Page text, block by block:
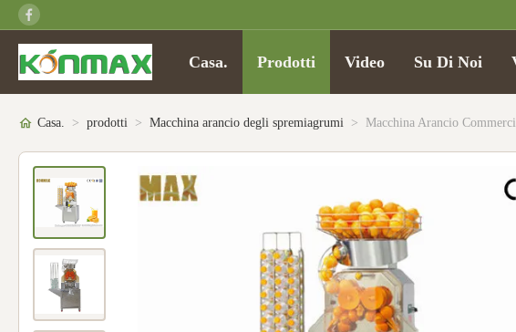
Casa. Prodotti Video Su Di Noi
Casa. > prodotti > Macchina arancio degli spremiagrumi > Macchina Arancio